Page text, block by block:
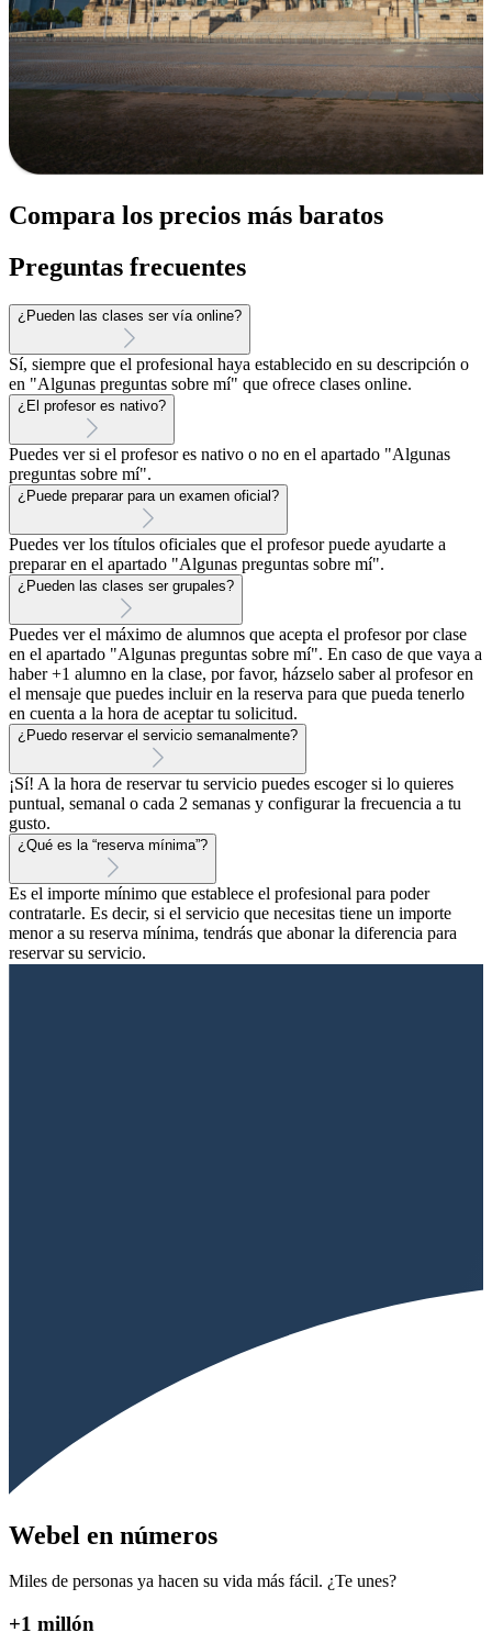
Compara los precios más baratos
Preguntas frecuentes
¿Pueden las clases ser vía online?
Sí, siempre que el profesional haya establecido en su descripción o
en "Algunas preguntas sobre mí" que ofrece clases online.
¿El profesor es nativo?
Puedes ver si el profesor es nativo o no en el apartado "Algunas
preguntas sobre mí".
¿Puede preparar para un examen oficial?
Puedes ver los títulos oficiales que el profesor puede ayudarte a
preparar en el apartado "Algunas preguntas sobre mí".
¿Pueden las clases ser grupales?
Puedes ver el máximo de alumnos que acepta el profesor por clase
en el apartado "Algunas preguntas sobre mí". En caso de que vaya a
haber +1 alumno en la clase, por favor, házselo saber al profesor en
el mensaje que puedes incluir en la reserva para que pueda tenerlo
en cuenta a la hora de aceptar tu solicitud.
¿Puedo reservar el servicio semanalmente?
¡Sí! A la hora de reservar tu servicio puedes escoger si lo quieres
puntual, semanal o cada 2 semanas y configurar la frecuencia a tu
gusto.
¿Qué es la “reserva mínima”?
Es el importe mínimo que establece el profesional para poder
contratarle. Es decir, si el servicio que necesitas tiene un importe
menor a su reserva mínima, tendrás que abonar la diferencia para
reservar su servicio.
Webel en números
Miles de personas ya hacen su vida más fácil. ¿Te unes?
+1 millón